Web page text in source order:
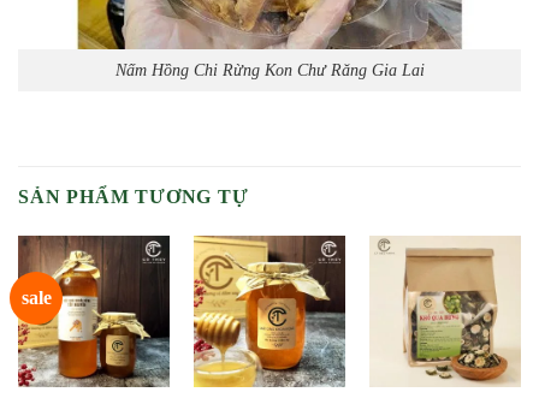
Nấm Hồng Chi Rừng Kon Chư Răng Gia Lai
SẢN PHẨM TƯƠNG TỰ
sale